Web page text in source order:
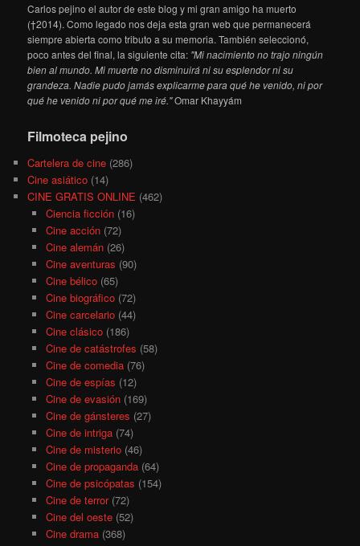
Carlos pejino el autor de este blog y mi gran amigo ha muerto
(†2014). Como legado nos deja esta gran web que permanecerá
siempre abierta como tributo a su memoria. También seleccionó,
poco antes del final, la siguiente cita: "Mi nacimiento no trajo ningún
bien al mundo. Mi muerte no disminuirá ni su esplendor ni su
grandeza. Nadie pudo jamás explicarme para qué he venido, ni por
qué he venido ni por qué me iré."Omar Khayyám
Filmoteca pejino
Cartelera de cine (286)
Cine asiático (14)
CINE GRATIS ONLINE (462)
Ciencia ficción(16)
Cine acción(72)
Cine alemán(26)
Cine aventuras (90)
Cine bélico(65)
Cine biográfico(72)
Cine carcelario(44)
Cine clásico(186)
Cine de catástrofes (58)
Cine de comedia(76)
Cine de espías (12)
Cine de evasión(169)
Cine de gánsteres (27)
Cine de intriga(74)
Cine de misterio(46)
Cine de propaganda(64)
Cine de psicópatas (154)
Cine de terror(72)
Cine del oeste(52)
Cine drama(368)